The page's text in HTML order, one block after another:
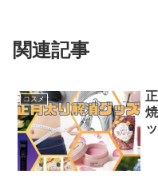
関連記事
コスメ